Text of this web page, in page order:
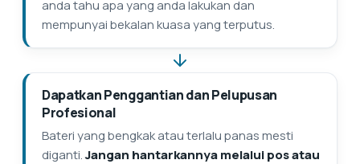
anda tahu apa yang anda lakukan dan
mempunyai bekalan kuasa yang terputus.
Dapatkan Penggantian dan Pelupusan
Profesional
Bateri yang bengkak atau terlalu panas mesti
diganti.Jangan hantarkannya melalui pos atau